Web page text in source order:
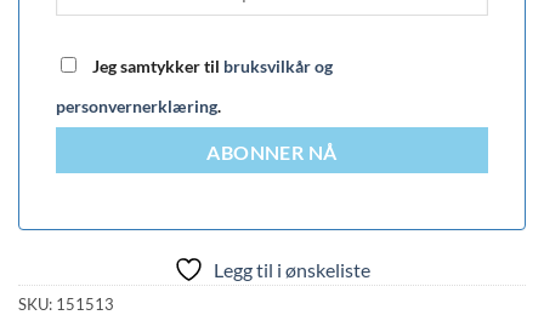
Jeg samtykker til bruksvilkår og
personvernerklæring.
ABONNER NÅ
Legg til i ønskeliste
SKU: 151513